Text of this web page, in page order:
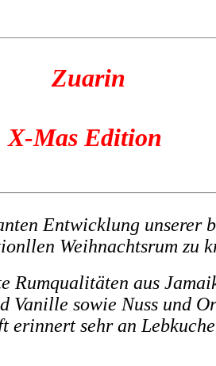
Zuarin
X-Mas Edition
Entwicklung unserer
Weihnachtsrum zu
Rumqualitäten aus
Vanille sowie Nuss und
erinnert sehr an